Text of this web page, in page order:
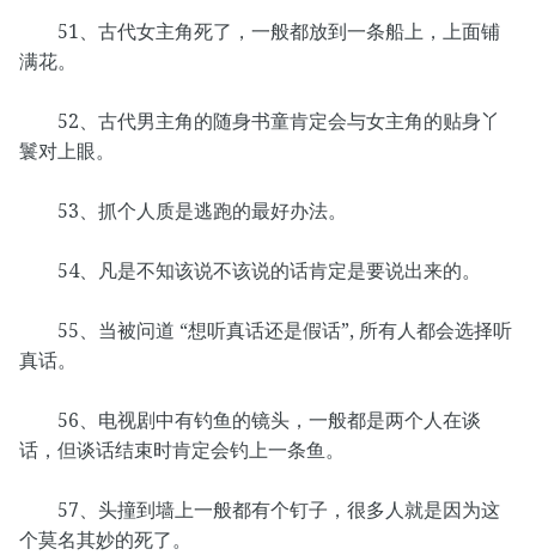
51、古代女主角死了，一般都放到一条船上，上面铺
满花。
52、古代男主角的随身书童肯定会与女主角的贴身丫
鬟对上眼。
53、抓个人质是逃跑的最好办法。
54、凡是不知该说不该说的话肯定是要说出来的。
55、当被问道 “想听真话还是假话”, 所有人都会选择听
真话。
56、电视剧中有钓鱼的镜头，一般都是两个人在谈
话，但谈话结束时肯定会钓上一条鱼。
57、头撞到墙上一般都有个钉子，很多人就是因为这
个莫名其妙的死了。